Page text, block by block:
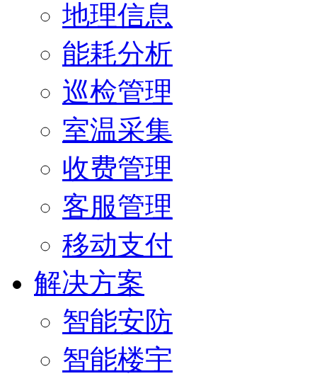
地理信息
能耗分析
巡检管理
室温采集
收费管理
客服管理
移动支付
解决方案
智能安防
智能楼宇